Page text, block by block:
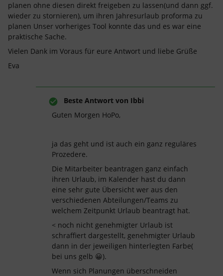
planen ohne diesen direkt freigeben zu lassen(und dann ggf.
wieder zu stornieren), um ihren Jahresurlaub proforma zu
planen Unser vorheriges Tool konnte das und es war eine
praktische Sache.
Vielen Dank im Voraus für eure Antwort und liebe Grüße
Eva
Beste Antwort von Ibbi
Guten Morgen HoPo,
ja das geht und ist auch ein ganz reguläres
Prozedere.
Die Mitarbeiter beantragen ganz einfach
ihren Urlaub, im Kalender hast du dann
eine sehr gute Übersicht wer aus den
verschiedenen Abteilungen/Teams zu
welchem Zeitpunkt Urlaub beantragt hat.
< noch nicht genehmigter Urlaub ist
schraffiert dargestellt, genehmigter Urlaub
dann in der jeweiligen hinterlegten Farbe(
bei uns gelb 😀).
Wenn sich Planungen überschneiden